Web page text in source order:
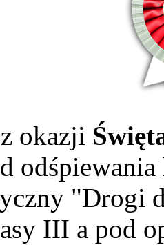
okazji
"Drogi
III a pod